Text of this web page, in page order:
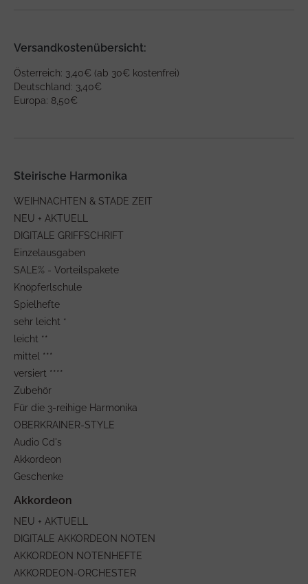
Versandkostenübersicht:
Österreich: 3,40€ (ab 30€ kostenfrei)
Deutschland: 3,40€
Europa: 8,50€
Steirische Harmonika
WEIHNACHTEN & STADE ZEIT
NEU + AKTUELL
DIGITALE GRIFFSCHRIFT
Einzelausgaben
SALE% - Vorteilspakete
Knöpferlschule
Spielhefte
sehr leicht *
leicht **
mittel ***
versiert ****
Zubehör
Für die 3-reihige Harmonika
OBERKRAINER-STYLE
Audio Cd's
Akkordeon
Geschenke
NEU + AKTUELL
DIGITALE AKKORDEON NOTEN
AKKORDEON NOTENHEFTE
AKKORDEON-ORCHESTER